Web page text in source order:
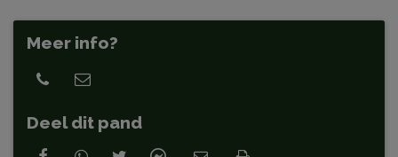
Meer info?
Deel dit pand